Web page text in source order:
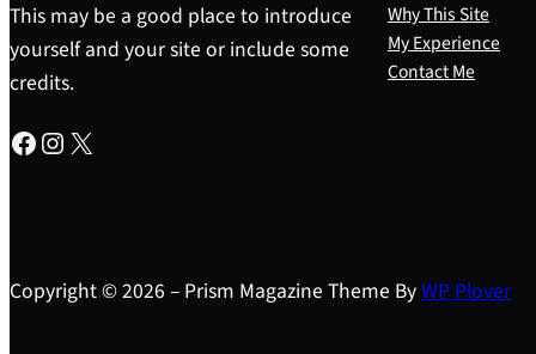
This may be a good place to introduce
yourself and your site or include some
credits.
Facebook Instagram X
Why This Site
My Experience
Contact Me
Copyright © 2026 – Prism Magazine Theme ByWP Plover